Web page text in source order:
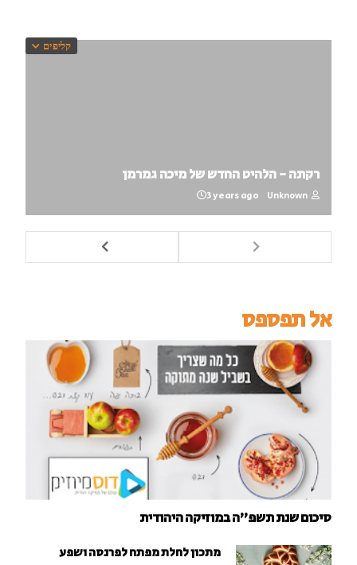
קליפים
רקתה - הלהיט החדש של מיכה גמרמן
Unknown
3 years ago
אל תפספס
סיכום שנת תשפ"ה במוזיקה היהודית
מתכון לחלת מפתח לפרנסה ושפע